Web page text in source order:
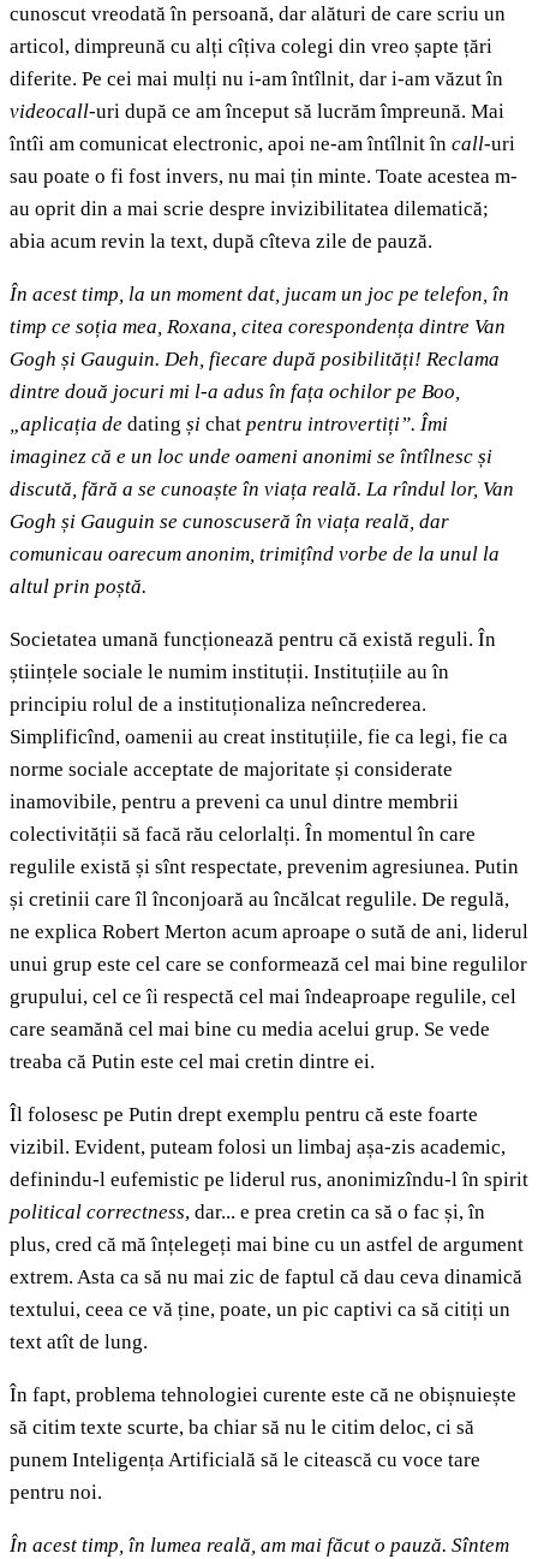
cunoscut vreodată în persoană, dar alături de care scriu un
articol, dimpreună cu alți cîțiva colegi din vreo șapte țări
diferite. Pe cei mai mulți nu i-am întîlnit, dar i-am văzut în
videocall-uri după ce am început să lucrăm împreună. Mai
întîi am comunicat electronic, apoi ne-am întîlnit în call-uri
sau poate o fi fost invers, nu mai țin minte. Toate acestea m-
au oprit din a mai scrie despre invizibilitatea dilematică;
abia acum revin la text, după cîteva zile de pauză.
În acest timp, la un moment dat, jucam un joc pe telefon, în
timp ce soția mea, Roxana, citea corespondența dintre Van
Gogh și Gauguin. Deh, fiecare după posibilități! Reclama
dintre două jocuri mi l-a adus în fața ochilor pe Boo,
„aplicația de dating și chat pentru introvertiți”. Îmi
imaginez că e un loc unde oameni anonimi se întîlnesc și
discută, fără a se cunoaște în viața reală. La rîndul lor, Van
Gogh și Gauguin se cunoscuseră în viața reală, dar
comunicau oarecum anonim, trimițînd vorbe de la unul la
altul prin poștă.
Societatea umană funcționează pentru că există reguli. În
științele sociale le numim instituții. Instituțiile au în
principiu rolul de a instituționaliza neîncrederea.
Simplificînd, oamenii au creat instituțiile, fie ca legi, fie ca
norme sociale acceptate de majoritate și considerate
inamovibile, pentru a preveni ca unul dintre membrii
colectivității să facă rău celorlalți. În momentul în care
regulile există și sînt respectate, prevenim agresiunea. Putin
și cretinii care îl înconjoară au încălcat regulile. De regulă,
ne explica Robert Merton acum aproape o sută de ani, liderul
unui grup este cel care se conformează cel mai bine regulilor
grupului, cel ce îi respectă cel mai îndeaproape regulile, cel
care seamănă cel mai bine cu media acelui grup. Se vede
treaba că Putin este cel mai cretin dintre ei.
Îl folosesc pe Putin drept exemplu pentru că este foarte
vizibil. Evident, puteam folosi un limbaj așa-zis academic,
definindu-l eufemistic pe liderul rus, anonimizîndu-l în spirit
political correctness, dar... e prea cretin ca să o fac și, în
plus, cred că mă înțelegeți mai bine cu un astfel de argument
extrem. Asta ca să nu mai zic de faptul că dau ceva dinamică
textului, ceea ce vă ține, poate, un pic captivi ca să citiți un
text atît de lung.
În fapt, problema tehnologiei curente este că ne obișnuiește
să citim texte scurte, ba chiar să nu le citim deloc, ci să
punem Inteligența Artificială să le citească cu voce tare
pentru noi.
În acest timp, în lumea reală, am mai făcut o pauză. Sîntem